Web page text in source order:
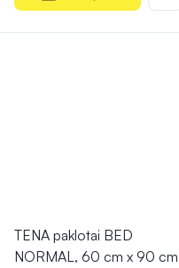
TENA paklotai BED
NORMAL, 60 cm x 90